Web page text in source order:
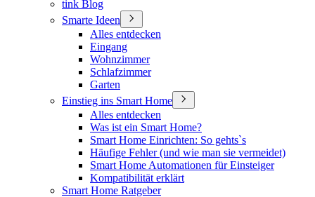
tink Blog
Smarte Ideen
Alles entdecken
Eingang
Wohnzimmer
Schlafzimmer
Garten
Einstieg ins Smart Home
Alles entdecken
Was ist ein Smart Home?
Smart Home Einrichten: So gehts`s
Häufige Fehler (und wie man sie vermeidet)
Smart Home Automationen für Einsteiger
Kompatibilität erklärt
Smart Home Ratgeber